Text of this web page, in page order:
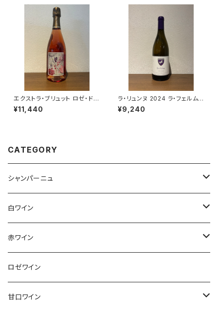
エクストラ・ブリュット ロゼ・ド・
ムニエ NV ラエルト・フレール
ロゼ シャンパーニュ 750ml
¥11,440
ラ・リュンヌ 2024 ラ・フェルム・
ド・ラ・サンソニエール 白ワイン
750ml
¥9,240
CATEGORY
シャンパーニュ
アンリ・ジロー
アンリ・ビリオ・フィス
エティエンヌ・ルフェーヴル
クリスチャン・ゴセ
白ワイン
フランス
アルザス
ブルゴーニュ
ドイツ
オーストラリア
赤ワイン
フランス
アルザス
スロヴァキア
ロゼワイン
甘口ワイン